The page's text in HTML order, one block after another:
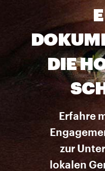
DIE
Erfahre
zur
lokalen